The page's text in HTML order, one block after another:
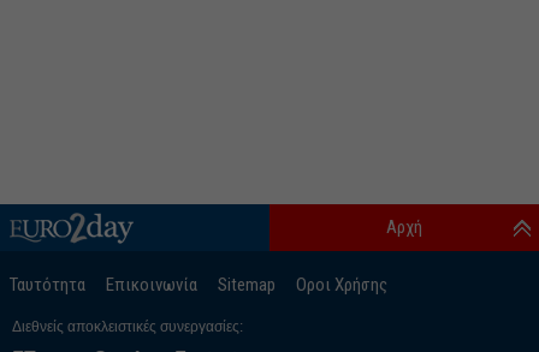
Ταυτότητα Επικοινωνία Sitemap Οροι Χρήσης
Αρχή
Διεθνείς αποκλειστικές συνεργασίες: